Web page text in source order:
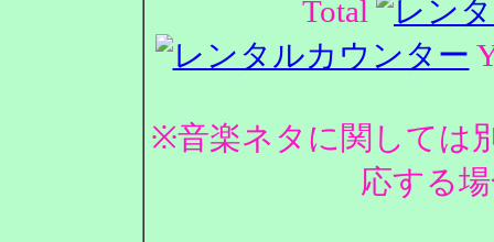
Total
※音楽ネタに関しては
応する